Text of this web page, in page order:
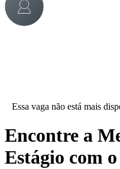
Essa vaga não está mais
Encontre a
Estágio com